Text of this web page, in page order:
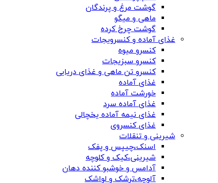
گوشت مرغ و پرندگان
ماهی و میگو
گوشت چرخ کرده
غذای آماده و کنسرویجات
کنسرو میوه
کنسرو سبزیجات
کنسرو تن ماهی و غذای دریایی
غذای آماده
خورشت آماده
غذای آماده سرد
غذای نیمه آماده یخچالی
غذای کنسروی
شیرینی و تنقلات
اسنک،چیپس و پفک
شیرینی،کیک و کلوچه
آدامس و خوشبو کننده دهان
آلوچه،ترشک و لواشک